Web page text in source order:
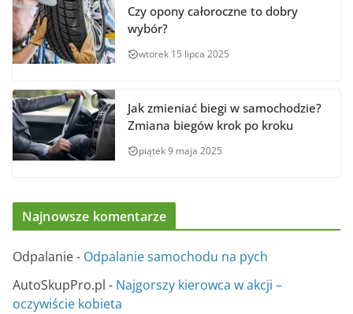
Czy opony całoroczne to dobry
wybór?
wtorek 15 lipca 2025
Jak zmieniać biegi w samochodzie?
Zmiana biegów krok po kroku
piątek 9 maja 2025
Najnowsze komentarze
Odpalanie- Odpalanie samochodu na pych
AutoSkupPro.pl - Najgorszy kierowca w akcji –
oczywiście kobieta